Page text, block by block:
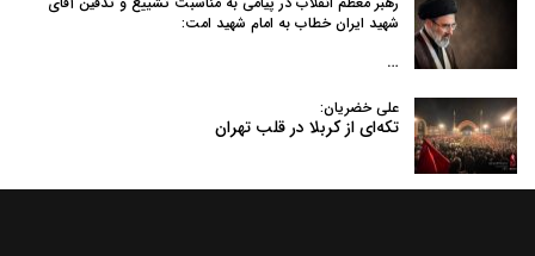
شهید ایران خطاب به امام شهید امت:
…
علی خضریان:
تکه‌ای از کربلا در قلب تهران